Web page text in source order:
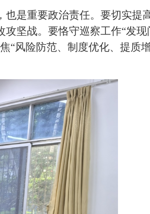
也是重要政治责任。要切实提
坚战。要恪守巡察工作“发现
“风险防范、制度优化、提质